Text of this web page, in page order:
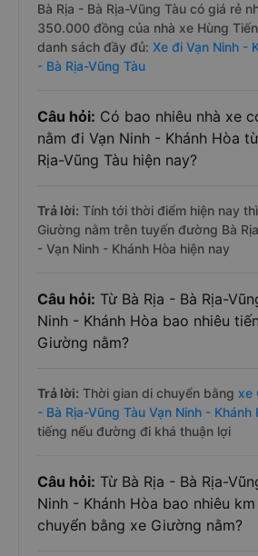
Bà Rịa - Bà Rịa-Vũng Tàu có giá rẻ
350.000 đồng của nhà xe Hùng
danh sách đầy đủ: Xe đi Vạn Ninh -
- Bà Rịa-Vũng Tàu
Câu hỏi: Có bao nhiêu nhà xe
nằm đi Vạn Ninh - Khánh Hòa
Rịa-Vũng Tàu hiện nay?
Trả lời: Tính tới thời điểm hiện nay
Giường nằm trên tuyến đường Bà
- Vạn Ninh - Khánh Hòa hiện nay
Câu hỏi: Từ Bà Rịa - Bà Rịa-
Ninh - Khánh Hòa bao nhiêu
Giường nằm?
Trả lời: Thời gian di chuyển bằng xe
- Bà Rịa-Vũng Tàu Vạn Ninh - Khánh
tiếng nếu đường đi khá thuận lợi
Câu hỏi: Từ Bà Rịa - Bà Rịa-
Ninh - Khánh Hòa bao nhiêu
chuyển bằng xe Giường nằm?